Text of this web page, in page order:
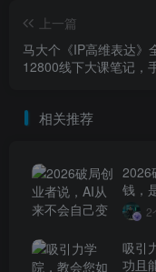
上一篇
马大个《IP高维表达》
12800线下大课笔记，
相关推荐
2026
钱，
2
吸引
功且